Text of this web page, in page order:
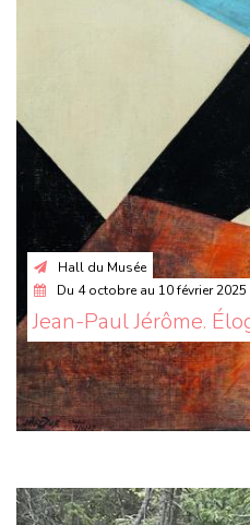
Hall du Musée
Du 4 octobreau 10 février 2025
Jean-Paul Jérôme.